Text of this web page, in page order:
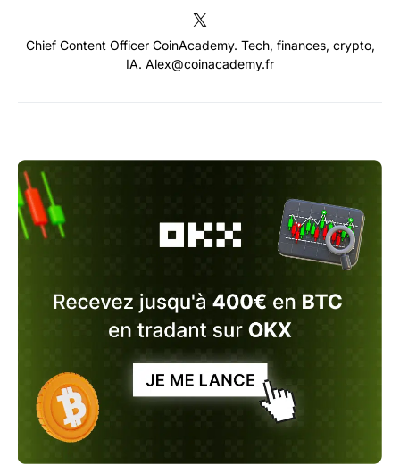
Chief Content Officer CoinAcademy. Tech, finances, crypto,
IA. Alex@coinacademy.fr